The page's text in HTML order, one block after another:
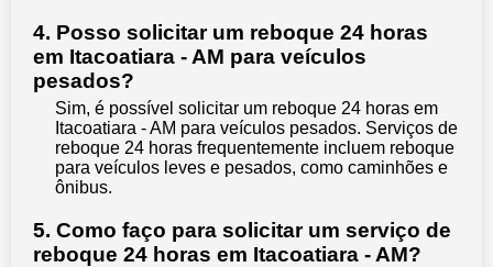
4. Posso solicitar um reboque 24 horas
em Itacoatiara - AM para veículos
pesados?
Sim, é possível solicitar um reboque 24 horas em
Itacoatiara - AM para veículos pesados. Serviços de
reboque 24 horas frequentemente incluem reboque
para veículos leves e pesados, como caminhões e
ônibus.
5. Como faço para solicitar um serviço de
reboque 24 horas em Itacoatiara - AM?